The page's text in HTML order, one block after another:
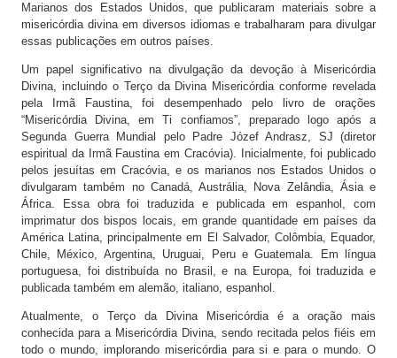
Marianos dos Estados Unidos, que publicaram materiais sobre a
misericórdia divina em diversos idiomas e trabalharam para divulgar
essas publicações em outros países.
Um papel significativo na divulgação da devoção à Misericórdia
Divina, incluindo o Terço da Divina Misericórdia conforme revelada
pela Irmã Faustina, foi desempenhado pelo livro de orações
“Misericórdia Divina, em Ti confiamos”, preparado logo após a
Segunda Guerra Mundial pelo Padre Józef Andrasz, SJ (diretor
espiritual da Irmã Faustina em Cracóvia). Inicialmente, foi publicado
pelos jesuítas em Cracóvia, e os marianos nos Estados Unidos o
divulgaram também no Canadá, Austrália, Nova Zelândia, Ásia e
África. Essa obra foi traduzida e publicada em espanhol, com
imprimatur dos bispos locais, em grande quantidade em países da
América Latina, principalmente em El Salvador, Colômbia, Equador,
Chile, México, Argentina, Uruguai, Peru e Guatemala. Em língua
portuguesa, foi distribuída no Brasil, e na Europa, foi traduzida e
publicada também em alemão, italiano, espanhol.
Atualmente, o Terço da Divina Misericórdia é a oração mais
conhecida para a Misericórdia Divina, sendo recitada pelos fiéis em
todo o mundo, implorando misericórdia para si e para o mundo. O